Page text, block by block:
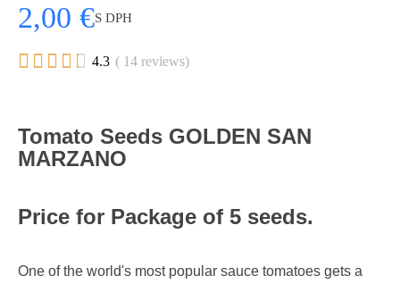
2,00 €S DPH
     4.3 ( 14 reviews)
Tomato Seeds GOLDEN SAN
MARZANO
Price for Package of 5 seeds.
One of the world's most popular sauce tomatoes gets a